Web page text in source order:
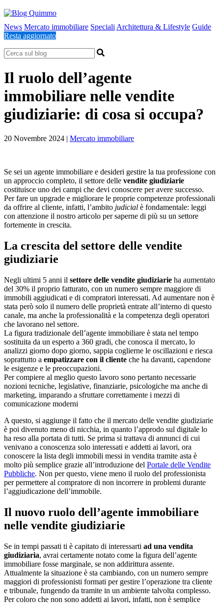
News Mercato immobiliare Speciali Architettura & Lifestyle Guide
Resta aggiornato
Il ruolo dell’agente
immobiliare nelle vendite
giudiziarie: di cosa si occupa?
20 Novembre 2024 | Mercato immobiliare
Se sei un agente immobiliare e desideri gestire la tua professione con
un approccio completo, il settore delle vendite giudiziarie
costituisce uno dei campi che devi conoscere per avere successo.
Per fare un upgrade e migliorare le proprie competenze professionali
da offrire al cliente, infatti, l’ambito judicial è fondamentale: leggi
con attenzione il nostro articolo per saperne di più su un settore
fortemente in crescita.
La crescita del settore delle vendite
giudiziarie
Negli ultimi 5 anni il settore delle vendite giudiziarie ha aumentato
del 30% il proprio fatturato, con un numero sempre maggiore di
immobili aggiudicati e di compratori interessati. Ad aumentare non è
stata però solo il numero delle proprietà entrate all’interno di questo
canale, ma anche la professionalità e la competenza degli operatori
che lavorano nel settore.
La figura tradizionale dell’agente immobiliare è stata nel tempo
sostituita da un esperto a 360 gradi, che conosca il mercato, lo
analizzi giorno dopo giorno, sappia coglierne le oscillazioni e riesca
soprattutto a empatizzare con il cliente che ha davanti, capendone
le esigenze e le preoccupazioni.
Per compiere al meglio questo lavoro sono pertanto necessarie
nozioni tecniche, legislative, finanziarie, psicologiche ma anche di
marketing, imparando a sfruttare correttamente i mezzi di
comunicazione moderni
A questo, si aggiunge il fatto che il mercato delle vendite giudiziarie
è poi divenuto meno di nicchia, in quanto l’approdo sul digitale lo
ha reso alla portata di tutti. Se prima si trattava di annunci di cui
venivano a conoscenza solo interessati e addetti ai lavori, ora
conoscere la lista degli immobili messi in vendita tramite asta è
molto più semplice grazie all’introduzione del Portale delle Vendite
Pubbliche. Non per questo, viene meno il ruolo del professionista
per permettere al compratore di non incorrere in problemi durante
l’aggiudicazione dell’immobile.
Il nuovo ruolo dell’agente immobiliare
nelle vendite giudiziarie
Se in tempi passati ti è capitato di interessarti ad una vendita
giudiziaria, avrai certamente notato come la figura dell’agente
immobiliare fosse marginale, se non addirittura assente.
Attualmente la situazione è sta cambiando, con un numero sempre
maggiori di professionisti formati per gestire l’operazione tra cliente
e tribunale, fungendo da tramite in un ambiente talvolta complesso.
Per coloro che non sono addetti ai lavori, infatti, non è semplice